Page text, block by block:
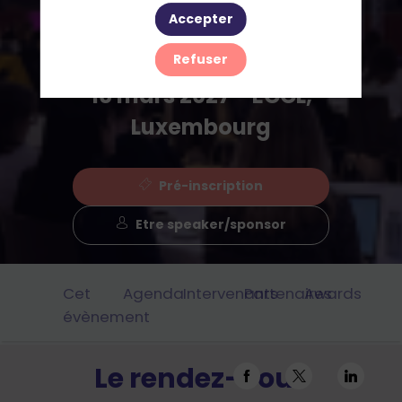
2027
16 mars 2027 - ECCL,
Luxembourg
Pré-inscription
Etre speaker/sponsor
Cet
évènement
AgendaIntervenantsPartenairesAwards
Le rendez-vous
Accepter
Refuser